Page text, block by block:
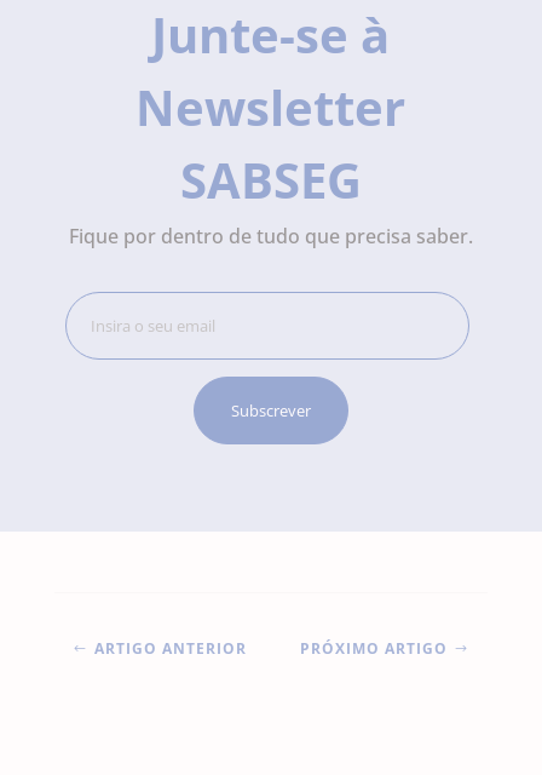
Junte-se à
Newsletter
SABSEG
Fique por dentro de tudo que precisa saber.
# ARTIGO ANTERIOR PRÓXIMO ARTIGO $